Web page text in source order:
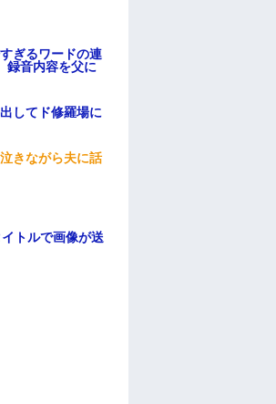
ぎるワードの連
録音内容を父に
してド修羅場に
きながら夫に話
トルで画像が送